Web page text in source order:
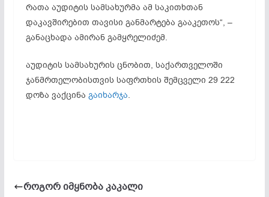
რათა აუდიტის სამსახურმა ამ საკითხთან
დაკავშირებით თავისი განმარტება გააკეთოს“, –
განაცხადა ამირან გამყრელიძემ.
აუდიტის სამსახურის ცნობით, საქართველოში
ჯანმრთელობისთვის საფრთხის შემცველი 29 222
დოზა ვაქცინა გაიხარჯა.
როგორ იმყნობა კაკალი